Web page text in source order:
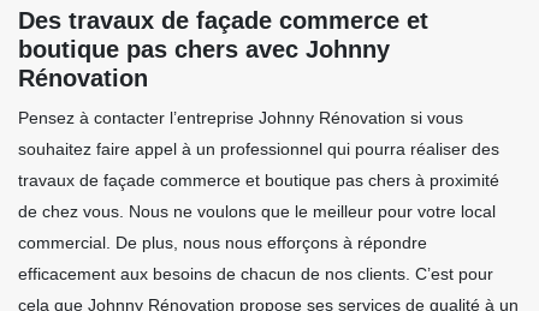
Des travaux de façade commerce et
boutique pas chers avec Johnny
Rénovation
Pensez à contacter l’entreprise Johnny Rénovation si vous
souhaitez faire appel à un professionnel qui pourra réaliser des
travaux de façade commerce et boutique pas chers à proximité
de chez vous. Nous ne voulons que le meilleur pour votre local
commercial. De plus, nous nous efforçons à répondre
efficacement aux besoins de chacun de nos clients. C’est pour
cela que Johnny Rénovation propose ses services de qualité à un